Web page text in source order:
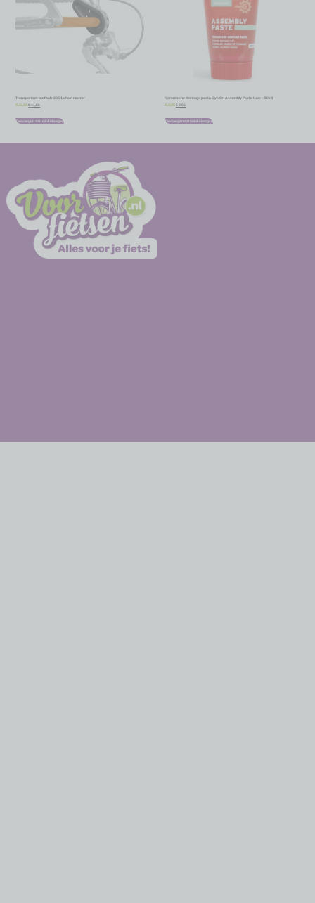
Transportset IceToolz 30C1 chain master
€ 12,95 € 11,66
Toevoegen aan winkelwagen
Keramische Montage pasta CyclOn Assembly Paste tube – 50 ml
€ € 8,06
Toevoegen aan winkelwagen